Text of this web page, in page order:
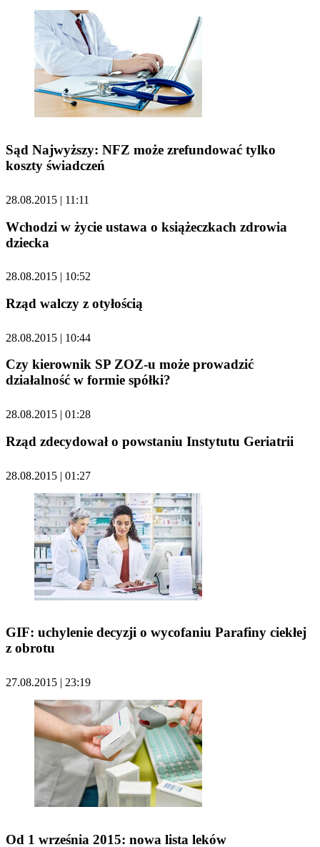
Sąd Najwyższy: NFZ może zrefundować tylko
koszty świadczeń
28.08.2015 | 11:11
Wchodzi w życie ustawa o książeczkach zdrowia
dziecka
28.08.2015 | 10:52
Rząd walczy z otyłością
28.08.2015 | 10:44
Czy kierownik SP ZOZ-u może prowadzić
działalność w formie spółki?
28.08.2015 | 01:28
Rząd zdecydował o powstaniu Instytutu Geriatrii
28.08.2015 | 01:27
GIF: uchylenie decyzji o wycofaniu Parafiny ciekłej
z obrotu
27.08.2015 | 23:19
Od 1 września 2015: nowa lista leków